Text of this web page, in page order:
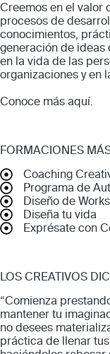
Creemos en el valor
procesos de
conocimientos,
generación de ideas
en la vida de las
organizaciones y en
Conoce más aquí.
FORMACIONES
Coaching
Programa de
Diseño de
Diseña tu vida
Exprésate con
LOS CREATIVOS
“Comienza
mantener tu
no desees
práctica de llenar